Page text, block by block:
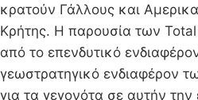
κρατούν Γάλλους και
Κρήτης. Η παρουσία των
από το επενδυτικό
γεωστρατηγικό ενδιαφέρον
για τα γεγονότα σε αυτήν